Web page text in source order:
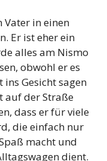
Vater in einen
Er ist eher ein
alles am Nismo
obwohl er es
Gesicht sagen
auf der Straße
dass er für viele
die einfach nur
macht und
dient.